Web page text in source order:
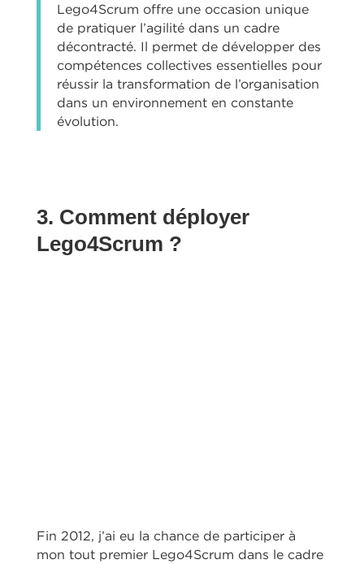
Lego4Scrum offre une occasion unique
de pratiquer l’agilité dans un cadre
décontracté. Il permet de développer des
compétences collectives essentielles pour
réussir la transformation de l’organisation
dans un environnement en constante
évolution.
3. Comment déployer
Lego4Scrum ?
Fin 2012, j’ai eu la chance de participer à
mon tout premier Lego4Scrum dans le cadre